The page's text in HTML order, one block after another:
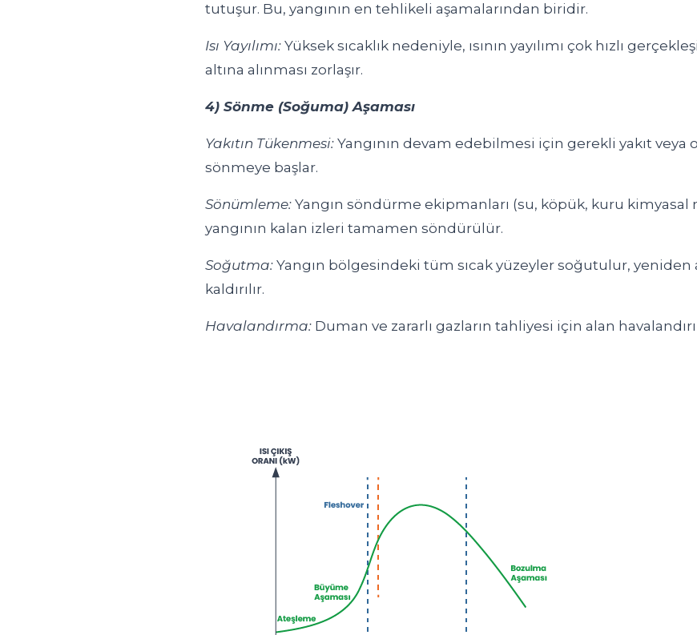
tutuşur. Bu, yangının en tehlikeli aşamalarından biridir.
Isı Yayılımı: Yüksek sıcaklık nedeniyle, ısının yayılımı çok hızlı
altına alınması zorlaşır.
4) Sönme (Soğuma) Aşaması
Yakıtın Tükenmesi: Yangının devam edebilmesi için gerekli yakıt veya
sönmeye başlar.
Sönümleme: Yangın söndürme ekipmanları (su, köpük, kuru kimyasal
yangının kalan izleri tamamen söndürülür.
Soğutma: Yangın bölgesindeki tüm sıcak yüzeyler soğutulur,
kaldırılır.
Havalandırma: Duman ve zararlı gazların tahliyesi için alan